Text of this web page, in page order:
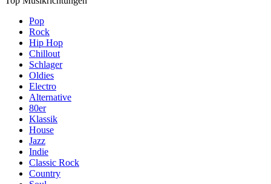
Pop
Rock
Hip Hop
Chillout
Schlager
Oldies
Electro
Alternative
80er
Klassik
House
Jazz
Indie
Classic Rock
Country